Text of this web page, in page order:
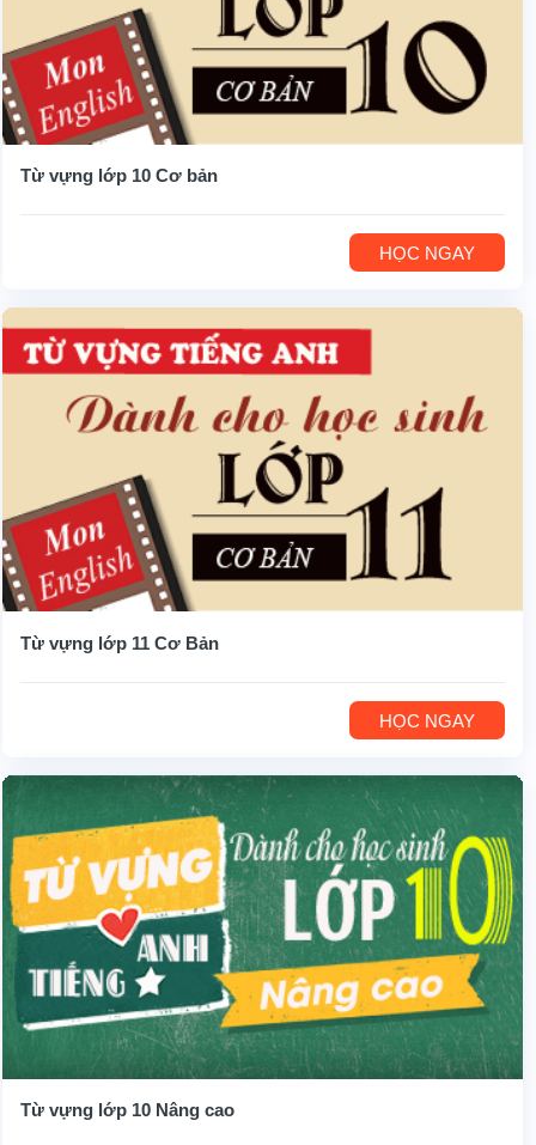
Từ vựng lớp 10 Cơ bản
HỌC NGAY
Từ vựng lớp 11 Cơ Bản
HỌC NGAY
Từ vựng lớp 10 Nâng cao